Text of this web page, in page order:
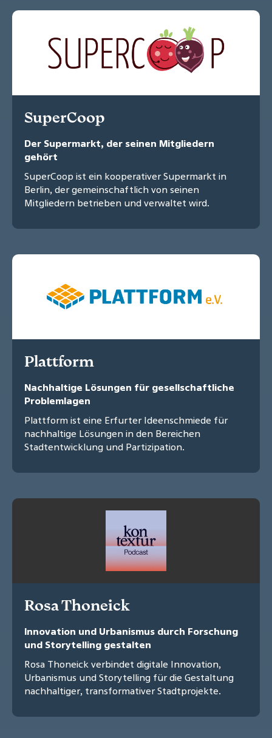
SuperCoop
Der Supermarkt, der seinen Mitgliedern
gehört
SuperCoop ist ein kooperativer Supermarkt in
Berlin, der gemeinschaftlich von seinen
Mitgliedern betrieben und verwaltet wird.
Plattform
Nachhaltige Lösungen für gesellschaftliche
Problemlagen
Plattform ist eine Erfurter Ideenschmiede für
nachhaltige Lösungen in den Bereichen
Stadtentwicklung und Partizipation.
Rosa Thoneick
Innovation und Urbanismus durch Forschung
und Storytelling gestalten
Rosa Thoneick verbindet digitale Innovation,
Urbanismus und Storytelling für die Gestaltung
nachhaltiger, transformativer Stadtprojekte.